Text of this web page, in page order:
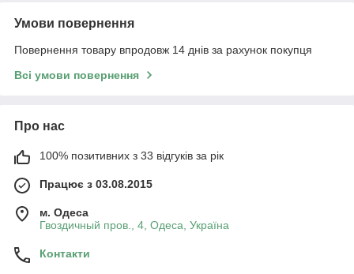
Умови повернення
Повернення товару впродовж 14 днів за рахунок покупця
Всі умови повернення
Про нас
100% позитивних з 33 відгуків за рік
Працює з 03.08.2015
м. Одеса
Гвоздичный пров., 4, Одеса, Україна
Контакти